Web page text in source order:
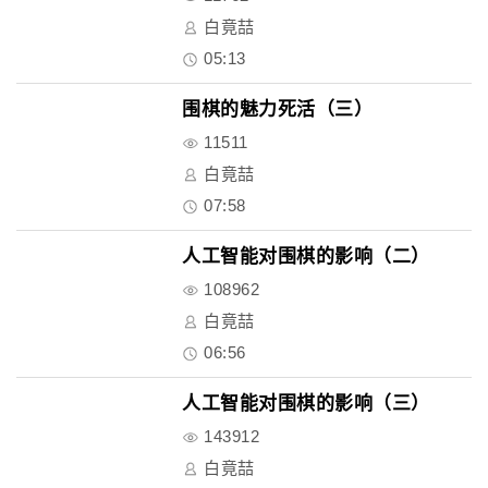
白竟喆
05:13
围棋的魅力死活（三）
11511
白竟喆
07:58
人工智能对围棋的影响（二）
108962
白竟喆
06:56
人工智能对围棋的影响（三）
143912
白竟喆